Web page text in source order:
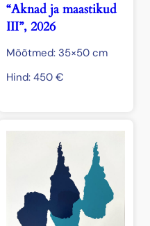
“Aknad ja maastikud
III”, 2026
Mõõtmed: 35×50 cm
Hind:450€